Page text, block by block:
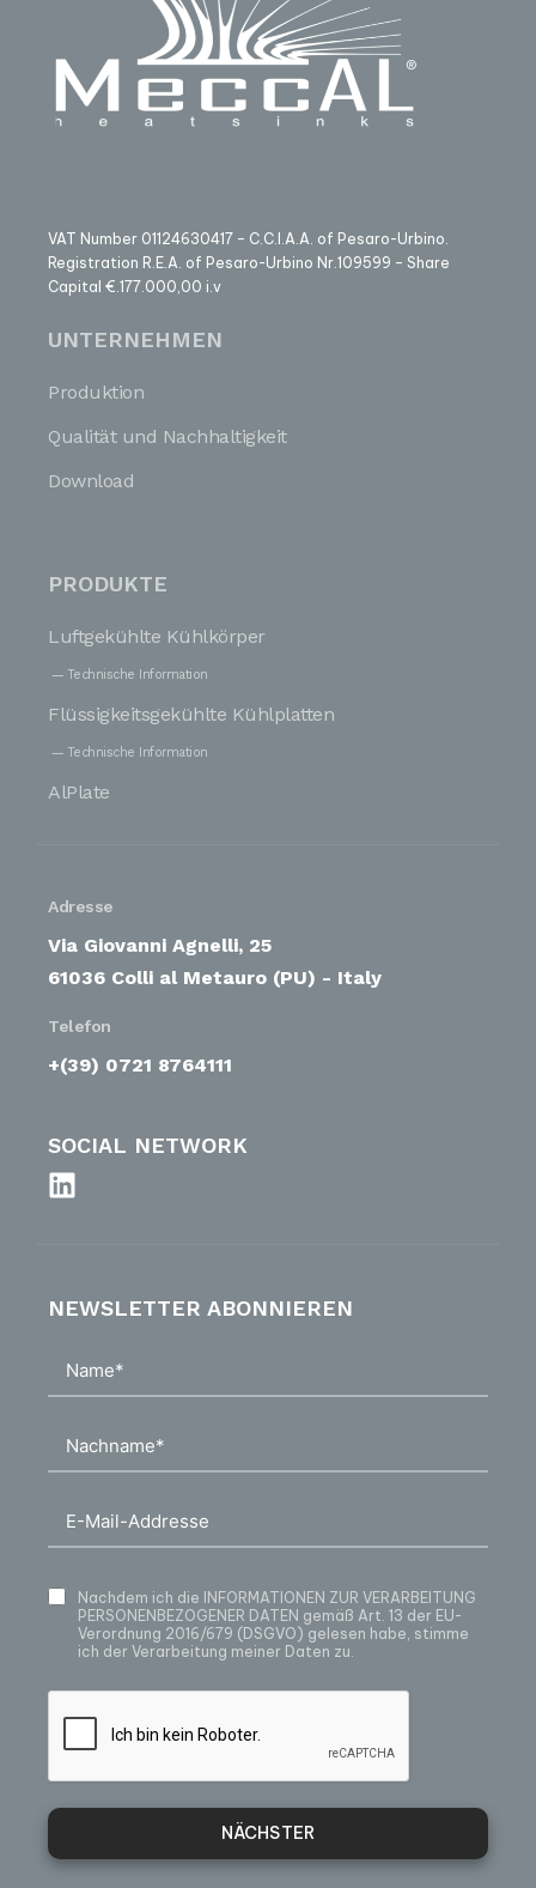
VAT Number 01124630417 – C.C.I.A.A. of Pesaro-Urbino.
Registration R.E.A. of Pesaro-Urbino Nr.109599 – Share
Capital €.177.000,00 i.v
UNTERNEHMEN
Produktion
Qualität und Nachhaltigkeit
Download
PRODUKTE
Luftgekühlte Kühlkörper
Technische Information
Flüssigkeitsgekühlte Kühlplatten
Technische Information
AlPlate
Adresse
Via Giovanni Agnelli, 25
61036 Colli al Metauro (PU) - Italy
Telefon
+(39) 0721 8764111
SOCIAL NETWORK
NEWSLETTER ABONNIEREN
Nachdem ich die INFORMATIONEN ZUR VERARBEITUNG
PERSONENBEZOGENER DATEN gemäß Art. 13 der EU-
Verordnung 2016/679 (DSGVO) gelesen habe, stimme
ich der Verarbeitung meiner Daten zu.
NÄCHSTER